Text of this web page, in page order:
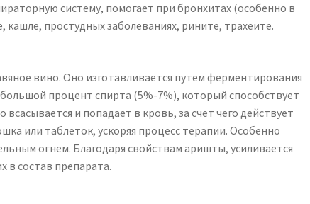
систему, помогает при бронхитах (особенно в
простудных заболеваниях, рините, трахеите.
вино. Оно изготавливается путем ферментирования
процент спирта (5%-7%), который способствует
и попадает в кровь, за счет чего действует
или таблеток, ускоряя процесс терапии. Особенно
огнем. Благодаря свойствам аришты, усиливается
в состав препарата.